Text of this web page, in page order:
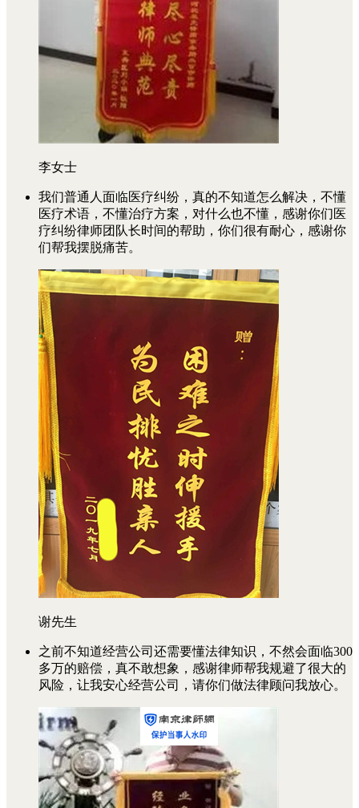
李女士
我们普通人面临医疗纠纷，真的不知道怎么解决，不懂
医疗术语，不懂治疗方案，对什么也不懂，感谢你们医
疗纠纷律师团队长时间的帮助，你们很有耐心，感谢你
们帮我摆脱痛苦。
谢先生
之前不知道经营公司还需要懂法律知识，不然会面临300
多万的赔偿，真不敢想象，感谢律师帮我规避了很大的
风险，让我安心经营公司，请你们做法律顾问我放心。